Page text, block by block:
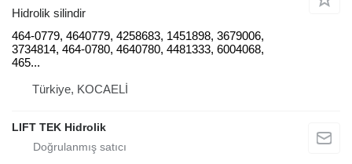
Hidrolik silindir
464-0779, 4640779, 4258683, 1451898, 3679006,
3734814, 464-0780, 4640780, 4481333, 6004068,
465...
Türkiye, KOCAELİ
LIFT TEK Hidrolik